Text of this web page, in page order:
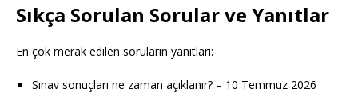
Sıkça Sorulan Sorular ve Yanıtlar
En çok merak edilen soruların yanıtları:
Sınav sonuçları ne zaman açıklanır? – 10 Temmuz 2026